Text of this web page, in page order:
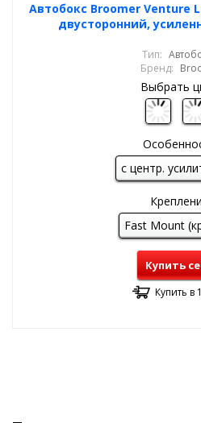
Автобокс Broomer Venture
двусторонний,
Тип:
Бренд:
Выбрать
с центр.
Fast Mount
Купить
Купить в